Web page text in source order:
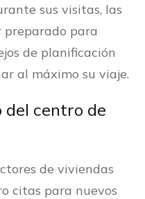
sus visitas, las
preparado para
de planificación
al máximo su viaje.
del centro de
de viviendas
citas para nuevos